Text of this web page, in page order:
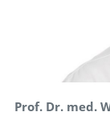
Prof. Dr. med.